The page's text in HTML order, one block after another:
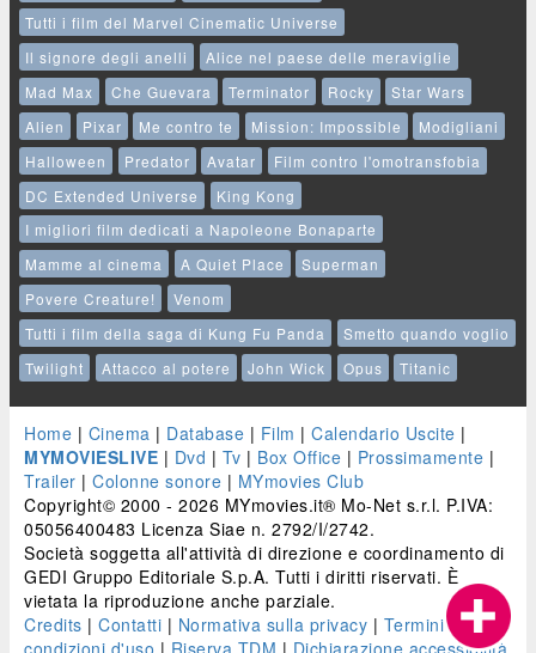
Tutti i film del Marvel Cinematic Universe
Il signore degli anelli
Alice nel paese delle meraviglie
Mad Max
Che Guevara Terminator Rocky
Star Wars
Alien
Pixar Me contro te Mission: Impossible
Modigliani
Halloween
Predator Avatar
Film contro l'omotransfobia
DC Extended Universe
King Kong
I migliori film dedicati a Napoleone Bonaparte
Mamme al cinema
A Quiet Place
Superman
Povere Creature!
Venom
Tutti i film della saga di Kung Fu Panda
Smetto quando voglio
Twilight
Attacco al potere John Wick Opus Titanic
Home | Cinema | Database | Film | Calendario Uscite |
MYMOVIESLIVE | Dvd | Tv | Box Office | Prossimamente |
Trailer | Colonne sonore | MYmovies Club
Copyright© 2000 - 2026 MYmovies.it® Mo-Net s.r.l. P.IVA:
05056400483 Licenza Siae n. 2792/I/2742.
Società soggetta all'attività di direzione e coordinamento di
GEDI Gruppo Editoriale S.p.A. Tutti i diritti riservati. È
vietata la riproduzione anche parziale.
Credits | Contatti | Normativa sulla privacy | Termini e
condizioni d'uso | Riserva TDM | Dichiarazione accessibilità